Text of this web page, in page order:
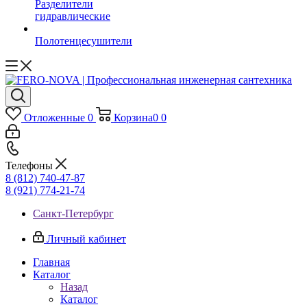
Разделители
гидравлические
Полотенцесушители
Отложенные 0 Корзина0 0
Телефоны
8 (812) 740-47-87
8 (921) 774-21-74
Санкт-Петербург
Личный кабинет
Главная
Каталог
Назад
Каталог